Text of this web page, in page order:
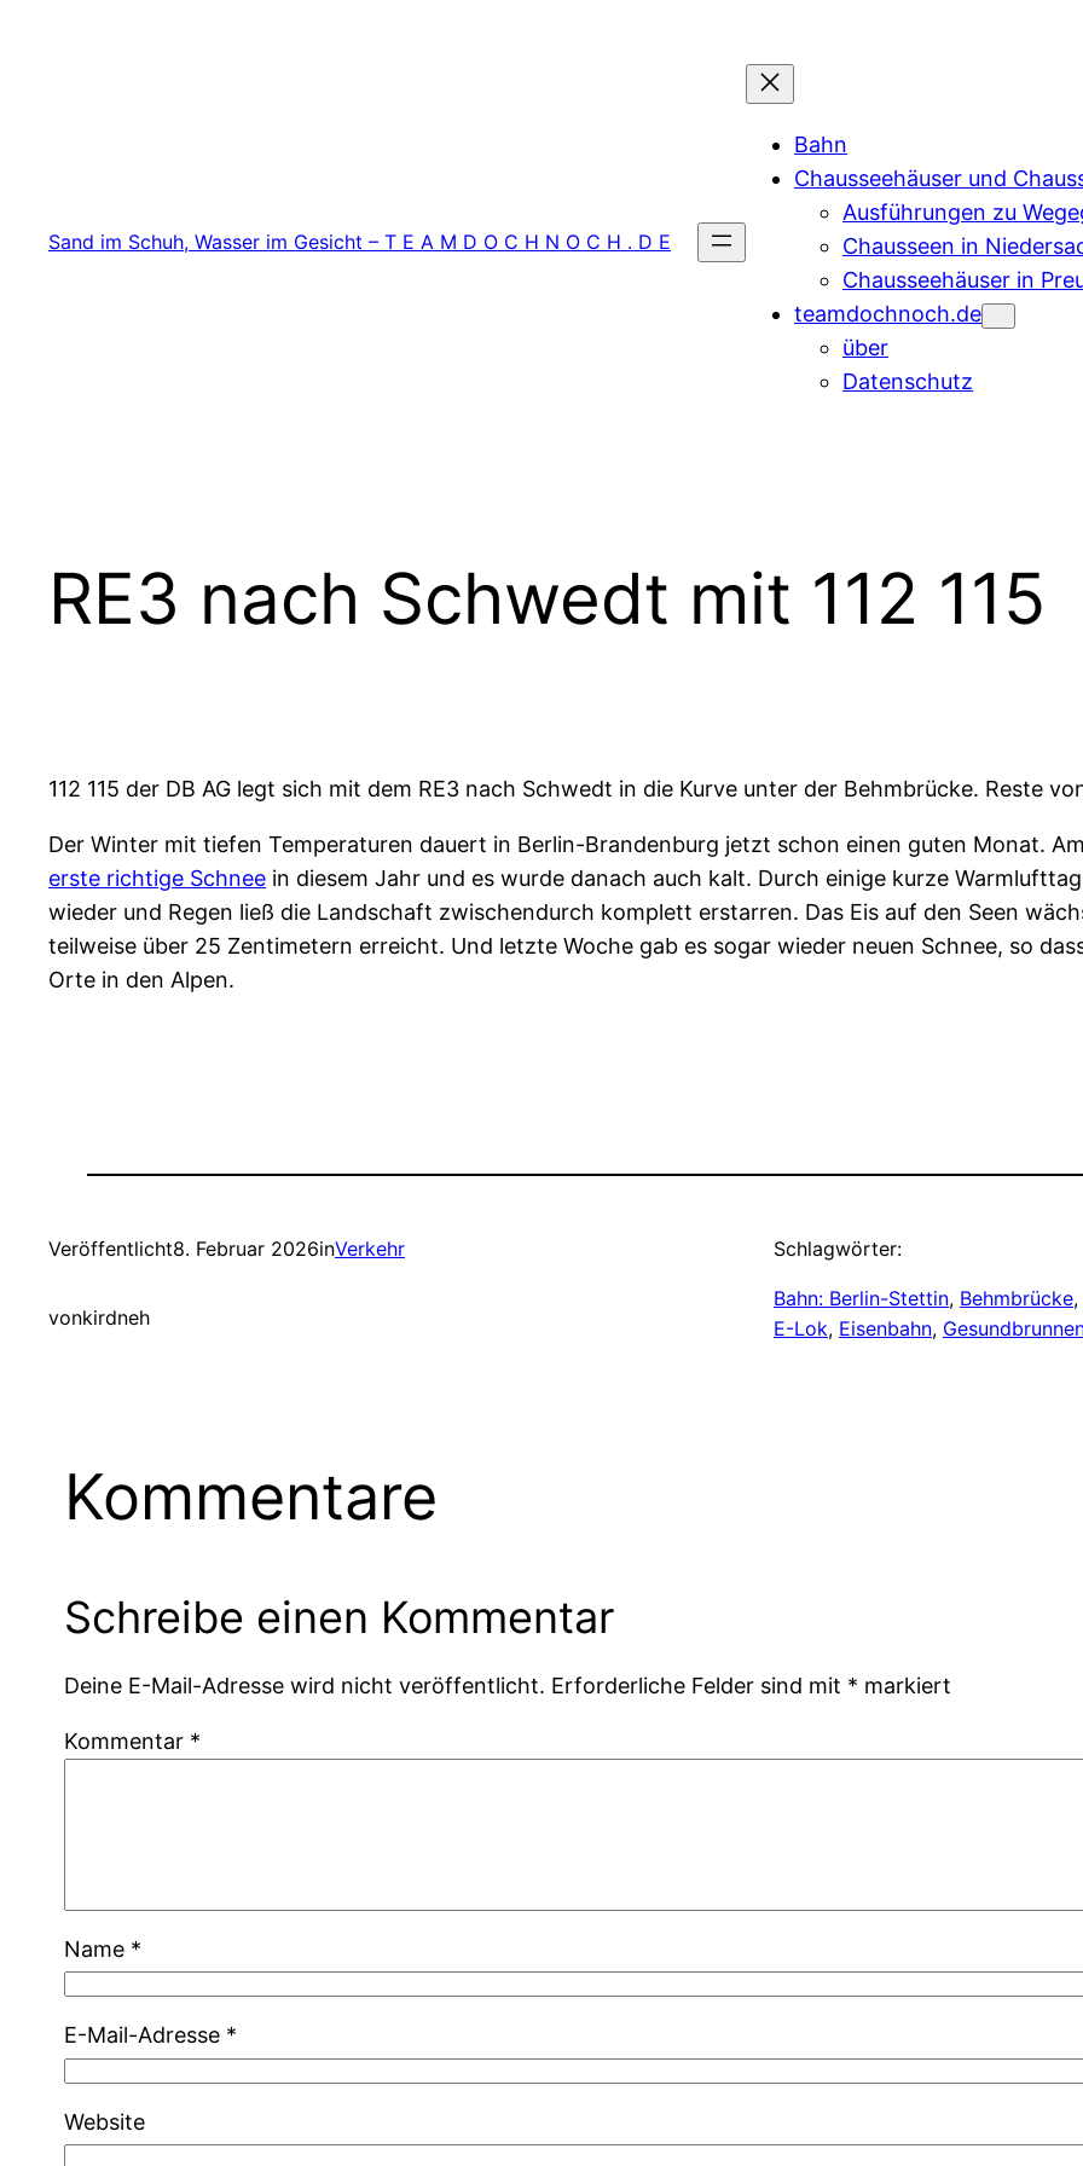
Sand im Schuh, Wasser im Gesicht – T E A M D O C H N O C H . D E
Bahn
Chausseehäuser und
Ausführungen zu
Chausseen in
Chausseehäuser in
teamdochnoch.de
über
Datenschutz
RE3 nach Schwedt mit 112 115
112 115 der DB AG legt sich mit dem RE3 nach Schwedt in die Kurve unter der Behmbrücke. Reste
Der Winter mit tiefen Temperaturen dauert in Berlin-Brandenburg jetzt schon einen guten Monat.
erste richtige Schnee in diesem Jahr und es wurde danach auch kalt. Durch einige kurze
wieder und Regen ließ die Landschaft zwischendurch komplett erstarren. Das Eis auf den Seen
teilweise über 25 Zentimetern erreicht. Und letzte Woche gab es sogar wieder neuen Schnee, so
Orte in den Alpen.
Veröffentlicht8. Februar 2026inVerkehr
vonkirdneh
Schlagwörter:
Bahn: Berlin-Stettin, Behmbrücke,
E-Lok, Eisenbahn,
Kommentare
Schreibe einen Kommentar
Deine E-Mail-Adresse wird nicht veröffentlicht. Erforderliche Felder sind mit * markiert
Kommentar *
Name *
E-Mail-Adresse *
Website